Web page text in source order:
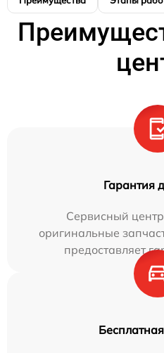
Гарантия
Сервисный
оригинальные
предоставляет